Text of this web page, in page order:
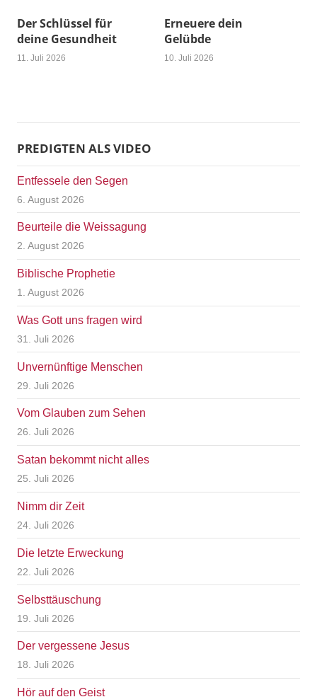
Der Schlüssel für
deine Gesundheit
11. Juli 2026
Erneuere dein
Gelübde
10. Juli 2026
PREDIGTEN ALS VIDEO
Entfessele den Segen
6. August 2026
Beurteile die Weissagung
2. August 2026
Biblische Prophetie
1. August 2026
Was Gott uns fragen wird
31. Juli 2026
Unvernünftige Menschen
29. Juli 2026
Vom Glauben zum Sehen
26. Juli 2026
Satan bekommt nicht alles
25. Juli 2026
Nimm dir Zeit
24. Juli 2026
Die letzte Erweckung
22. Juli 2026
Selbsttäuschung
19. Juli 2026
Der vergessene Jesus
18. Juli 2026
Hör auf den Geist